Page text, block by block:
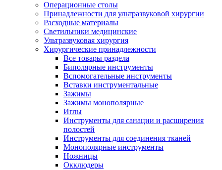
Операционные столы
Принадлежности для ультразвуковой хирургии
Расходные материалы
Светильники медицинские
Ультразвуковая хирургия
Хирургические принадлежности
Все товары раздела
Биполярные инструменты
Вспомогательные инструменты
Вставки инструментальные
Зажимы
Зажимы монополярные
Иглы
Инструменты для санации и расширения
полостей
Инструменты для соединения тканей
Монополярные инструменты
Ножницы
Окклюдеры